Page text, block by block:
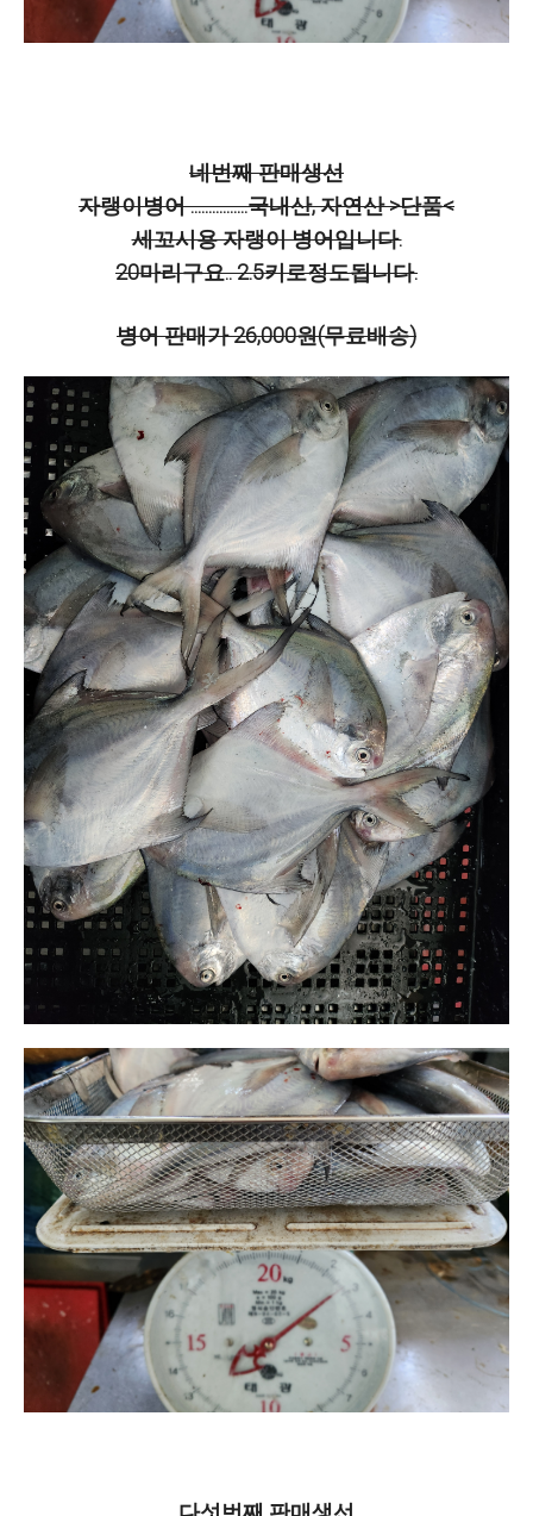
네번째 판매생선
자랭이병어 ................국내산, 자연산 >단품<
세꼬시용 자랭이 병어입니다.
20마리구요.. 2.5키로정도됩니다.
병어 판매가 26,000원(무료배송)